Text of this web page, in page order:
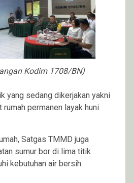
Kodim 1708/BN)
yang sedang dikerjakan yakni
rumah permanen layak huni
Satgas TMMD juga
sumur bor di lima titik
kebutuhan air bersih